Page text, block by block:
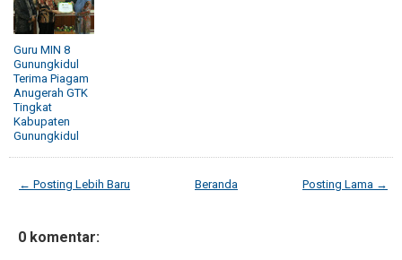
Guru MIN 8
Gunungkidul
Terima Piagam
Anugerah GTK
Tingkat
Kabupaten
Gunungkidul
← Posting Lebih Baru Posting Lama →
Beranda
0 komentar: